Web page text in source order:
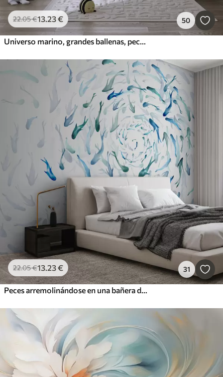
22.05€13.23€ 50
Universo marino, grandes ballenas, peces y tortugas
22.05€13.23€ 31
Peces arremolinándose en una bañera de hidromasaje, danza de peces, acuarela, tiburón, composición abstracta, minimalismo, color azul, verde